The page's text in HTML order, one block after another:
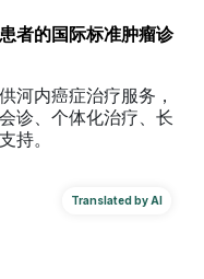
者的国际标准肿瘤诊
河内癌症治疗服务，
诊、个体化治疗、长
持。